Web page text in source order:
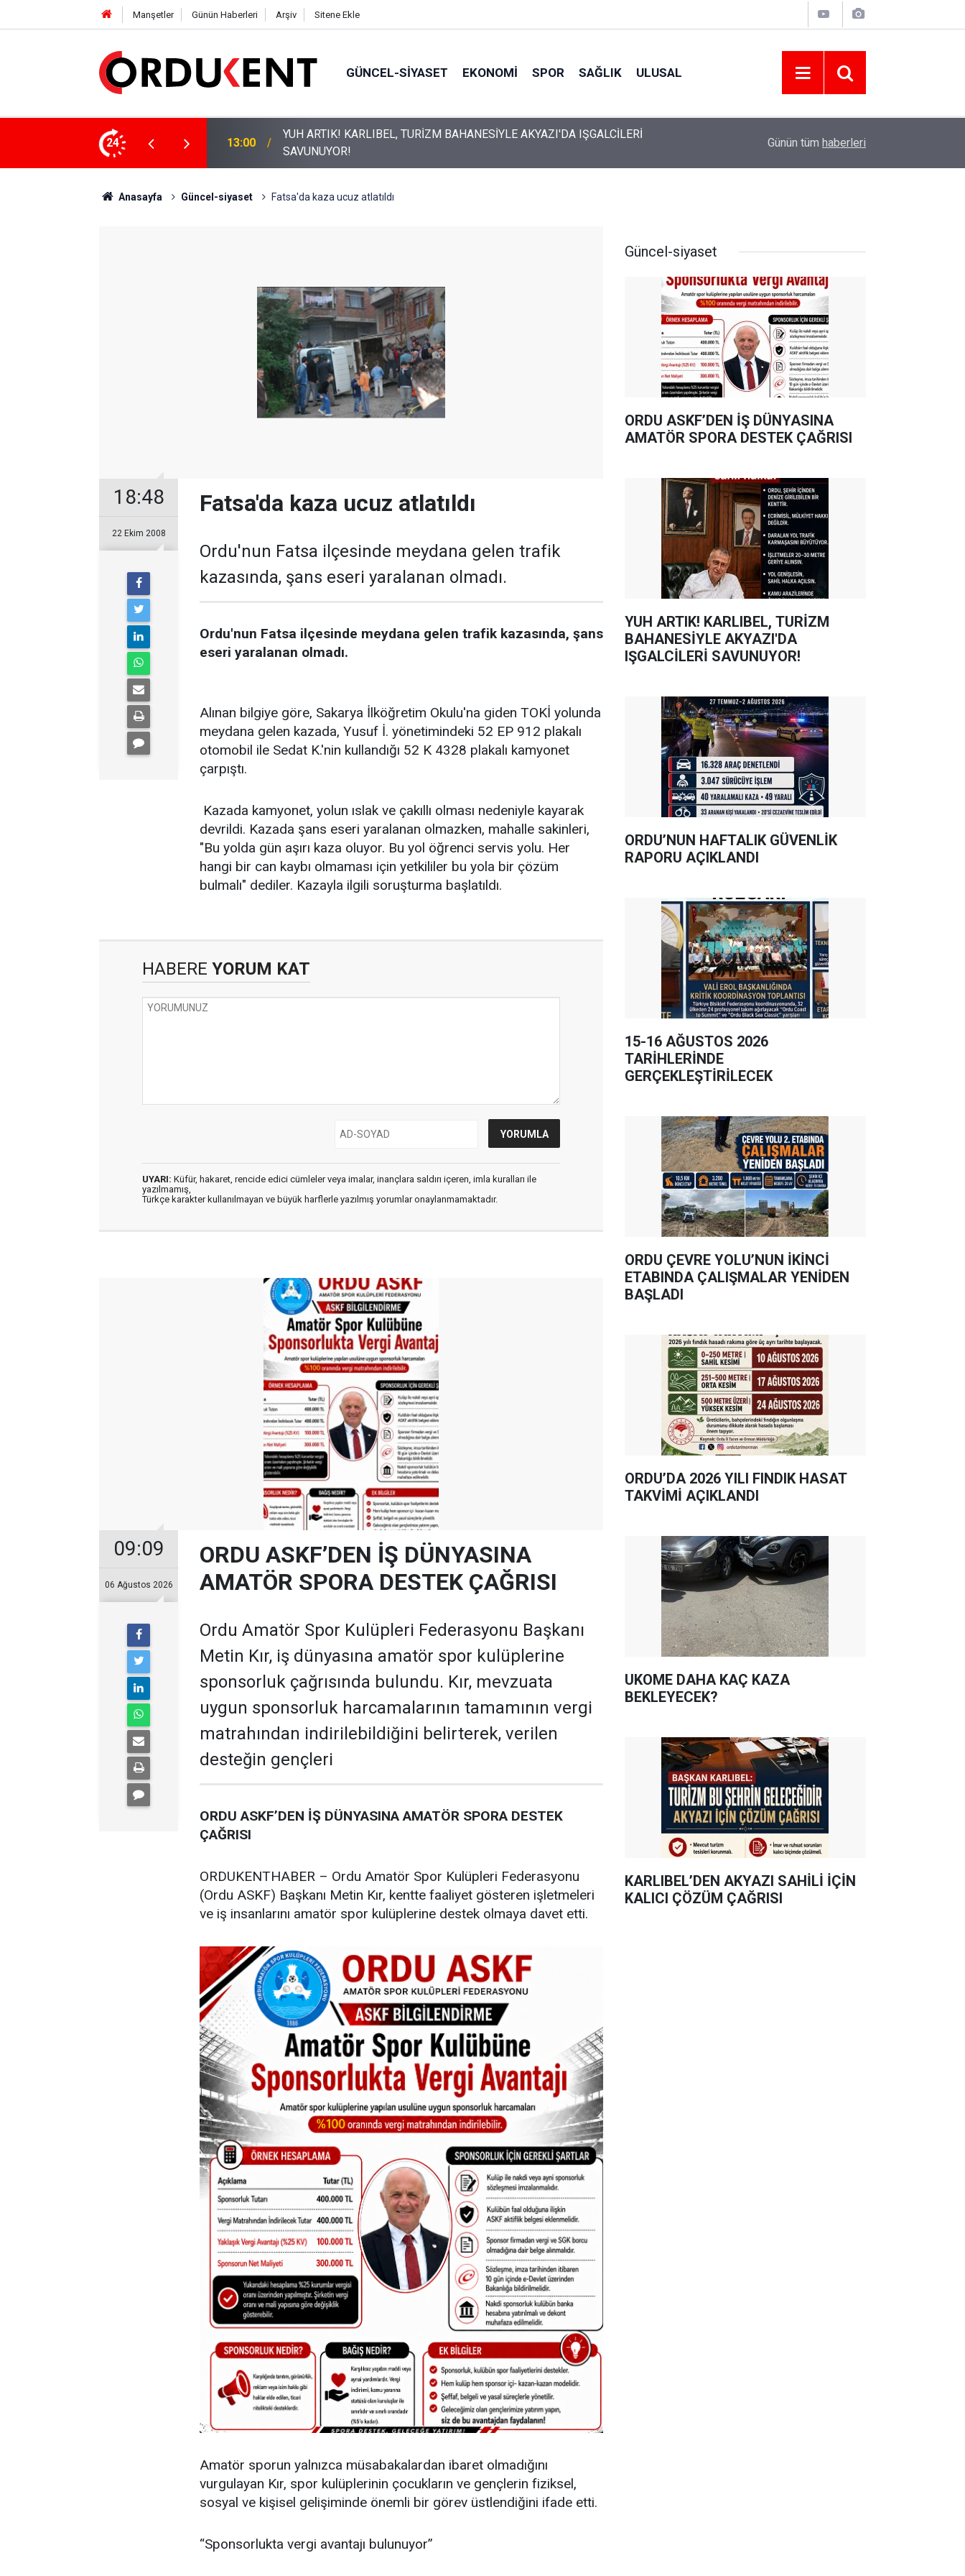
Manşetler Günün Haberleri Arşiv Sitene Ekle
GÜNCEL-SIYASET EKONOMI SPOR SAĞLIK ULUSAL
24
SPORA DESTEK ÇAĞRISI 13:00
YUH ARTIK! KARLIBEL, TURİZM BAHANESİYLE AKYAZI'DA IŞGALCİLERİ
SAVUNUYOR!
ORDU’NUN HAFTALIK GÜVENLİK RAPORU
Günün tüm haberleri
Anasayfa Güncel-siyaset Fatsa'da kaza ucuz atlatıldı
18:48
22 Ekim 2008
Fatsa'da kaza ucuz atlatıldı
Ordu'nun Fatsa ilçesinde meydana gelen trafik
kazasında, şans eseri yaralanan olmadı.
Ordu'nun Fatsa ilçesinde meydana gelen trafik kazasında, şans
eseri yaralanan olmadı.
Alınan bilgiye göre, Sakarya İlköğretim Okulu'na giden TOKİ yolunda
meydana gelen kazada, Yusuf İ. yönetimindeki 52 EP 912 plakalı
otomobil ile Sedat K.'nin kullandığı 52 K 4328 plakalı kamyonet
çarpıştı.
Kazada kamyonet, yolun ıslak ve çakıllı olması nedeniyle kayarak
devrildi. Kazada şans eseri yaralanan olmazken, mahalle sakinleri,
"Bu yolda gün aşırı kaza oluyor. Bu yol öğrenci servis yolu. Her
hangi bir can kaybı olmaması için yetkililer bu yola bir çözüm
bulmalı" dediler. Kazayla ilgili soruşturma başlatıldı.
HABERE YORUM KAT
UYARI: Küfür, hakaret, rencide edici cümleler veya imalar, inançlara saldırı içeren, imla kuralları ile
yazılmamış,
Türkçe karakter kullanılmayan ve büyük harflerle yazılmış yorumlar onaylanmamaktadır.
09:09
06 Ağustos 2026
ORDU ASKF’DEN İŞ DÜNYASINA
AMATÖR SPORA DESTEK ÇAĞRISI
Ordu Amatör Spor Kulüpleri Federasyonu Başkanı
Metin Kır, iş dünyasına amatör spor kulüplerine
sponsorluk çağrısında bulundu. Kır, mevzuata
uygun sponsorluk harcamalarının tamamının vergi
matrahından indirilebildiğini belirterek, verilen
desteğin gençleri
ORDU ASKF’DEN İŞ DÜNYASINA AMATÖR SPORA DESTEK
ÇAĞRISI
ORDUKENTHABER – Ordu Amatör Spor Kulüpleri Federasyonu
(Ordu ASKF) Başkanı Metin Kır, kentte faaliyet gösteren işletmeleri
ve iş insanlarını amatör spor kulüplerine destek olmaya davet etti.
Amatör sporun yalnızca müsabakalardan ibaret olmadığını
vurgulayan Kır, spor kulüplerinin çocukların ve gençlerin fiziksel,
sosyal ve kişisel gelişiminde önemli bir görev üstlendiğini ifade etti.
“Sponsorlukta vergi avantajı bulunuyor”
Güncel-siyaset
ORDU ASKF’DEN İŞ DÜNYASINA
AMATÖR SPORA DESTEK ÇAĞRISI
YUH ARTIK! KARLIBEL, TURİZM
BAHANESİYLE AKYAZI'DA
IŞGALCİLERİ SAVUNUYOR!
ORDU’NUN HAFTALIK GÜVENLİK
RAPORU AÇIKLANDI
15-16 AĞUSTOS 2026
TARİHLERİNDE
GERÇEKLEŞTİRİLECEK
ORDU ÇEVRE YOLU’NUN İKİNCİ
ETABINDA ÇALIŞMALAR YENİDEN
BAŞLADI
ORDU’DA 2026 YILI FINDIK HASAT
TAKVİMİ AÇIKLANDI
UKOME DAHA KAÇ KAZA
BEKLEYECEK?
KARLIBEL’DEN AKYAZI SAHİLİ İÇİN
KALICI ÇÖZÜM ÇAĞRISI